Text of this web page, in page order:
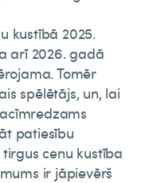
kustībā 2025.
arī 2026. gadā
Tomēr
spēlētājs, un, lai
patiesību
cenu kustība
ir jāpievērš